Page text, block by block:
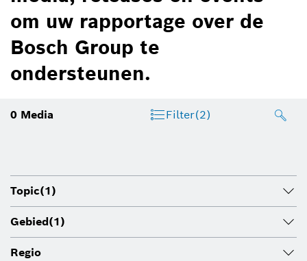
om uw rapportage over de
Bosch Group te
ondersteunen.
0 Media Filter(2)
Topic(1)
Gebied(1)
Regio